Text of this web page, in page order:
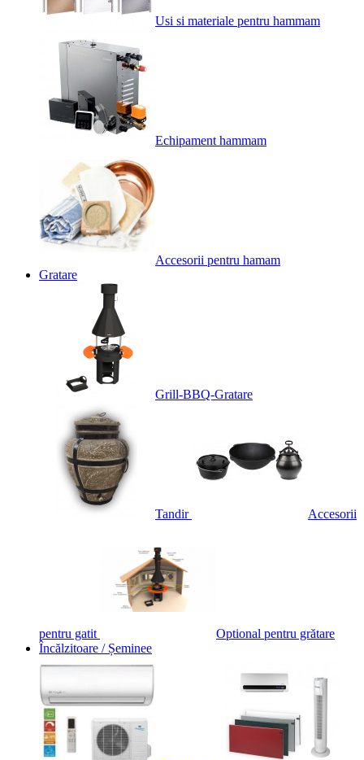
Usi si materiale pentru hammam
Echipament hammam
Accesorii pentru hamam
Gratare
Grill-BBQ-Gratare
Tandir Accesorii
pentru gatit
Optional pentru grătare
Încălzitoare / Șeminee